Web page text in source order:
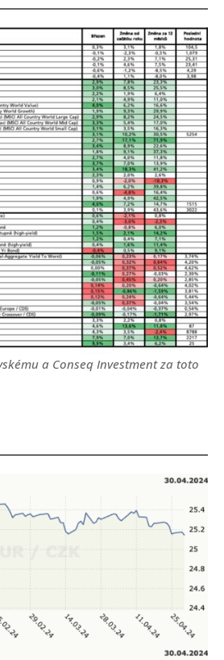
a Conseq Investment za toto